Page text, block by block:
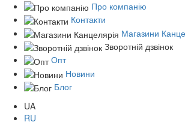
Про компанію
Контакти
Магазини
Зворотній дзвінок
Опт
Новини
Блог
UA
RU